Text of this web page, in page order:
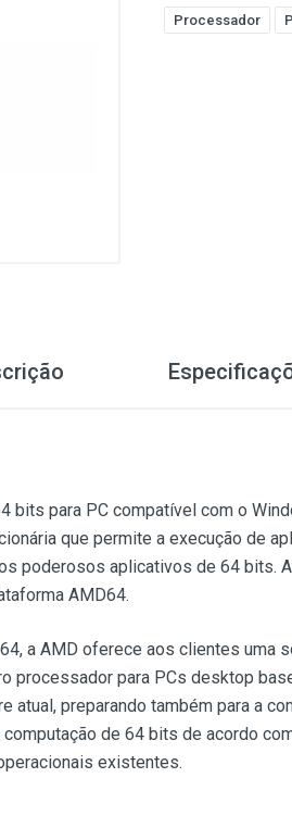
Processador
bits para PC compatível com o
que permite a execução de
poderosos aplicativos de 64 bits.
AMD64.
a AMD oferece aos clientes uma
processador para PCs desktop
atual, preparando também para a
de 64 bits de acordo
existentes.